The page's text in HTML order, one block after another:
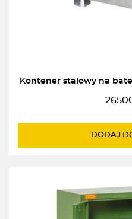
Kontener stalowy na
DODAJ